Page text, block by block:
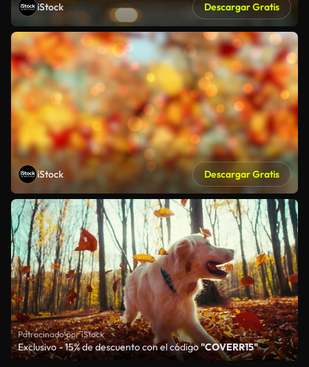
iStock Descargar Gratis
iStock Descargar Gratis
Patrocinado por iStock
Exclusivo - 15% de descuento con el código"COVERR15"